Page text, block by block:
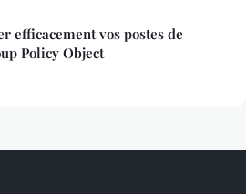
efficacement vos postes de
Policy Object